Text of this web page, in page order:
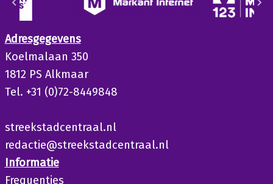
Adresgegevens
Koelmalaan 350
1812 PS Alkmaar
Tel. +31 (0)72-8449848
streekstadcentraal.nl
redactie@streekstadcentraal.nl
Informatie
Frequenties